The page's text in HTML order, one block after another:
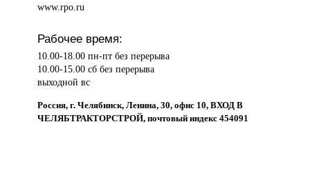
www.rpo.ru
Рабочее время:
10.00-18.00 пн-пт без перерыва
10.00-15.00 сб без перерыва
выходной вс
Россия, г. Челябинск, Ленина, 30, офис 10, ВХОД В
ЧЕЛЯБТРАКТОРСТРОЙ, почтовый индекс 454091